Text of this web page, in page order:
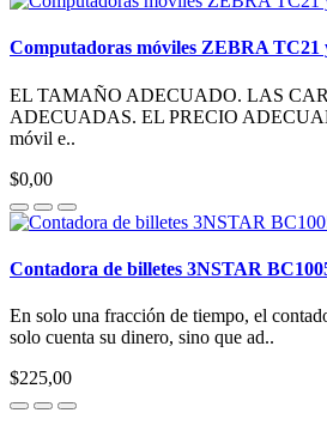
Computadoras móviles ZEBRA TC21
EL TAMAÑO ADECUADO. LAS
ADECUADAS. EL PRECIO
móvil e..
$0,00
Contadora de billetes 3NSTAR
En solo una fracción de tiempo, el
solo cuenta su dinero, sino que ad..
$225,00